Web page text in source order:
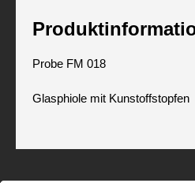
Probe FM 018
Glasphiole mit Kunstoffstopfen